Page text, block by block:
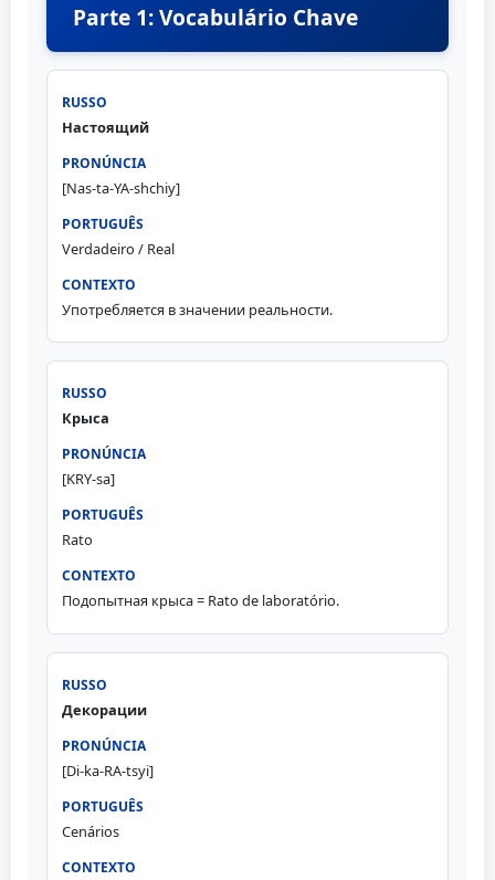
Parte 1: Vocabulário Chave
Настоящий
[Nas-ta-YA-shchiy]
Verdadeiro / Real
Употребляется в значении реальности.
Крыса
[KRY-sa]
Rato
Подопытная крыса = Rato de laboratório.
Декорации
[Di-ka-RA-tsyi]
Cenários